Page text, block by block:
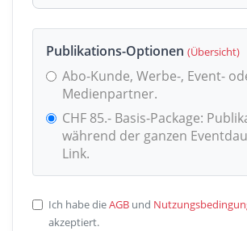
Publikations-Optionen (Übersicht)
Abo-Kunde, Werbe-, Event-
Medienpartner.
CHF 85.- Basis-Package:
während der ganzen
Link.
Ich habe dieAGB und
akzeptiert.